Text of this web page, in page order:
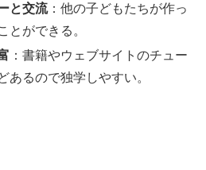
と交流：他の子どもたちが作っ
とができる。
：書籍やウェブサイトのチュー
あるので独学しやすい。